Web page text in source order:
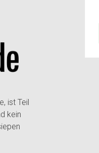
ist Teil
kein